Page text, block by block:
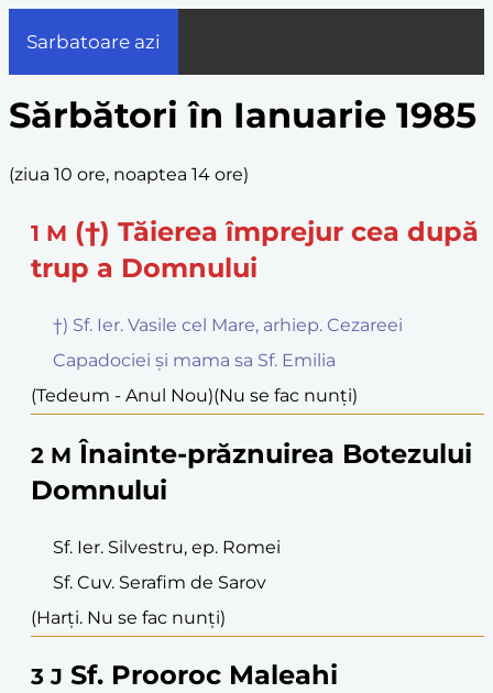
Sarbatoare azi
Sărbători în Ianuarie 1985
(ziua 10 ore, noaptea 14 ore)
1 M (†) Tăierea împrejur cea după
trup a Domnului
†) Sf. Ier. Vasile cel Mare, arhiep. Cezareei
Capadociei și mama sa Sf. Emilia
(Tedeum - Anul Nou)(Nu se fac nunți)
2 M Înainte-prăznuirea Botezului
Domnului
Sf. Ier. Silvestru, ep. Romei
Sf. Cuv. Serafim de Sarov
(Harți. Nu se fac nunți)
3 J Sf. Prooroc Maleahi